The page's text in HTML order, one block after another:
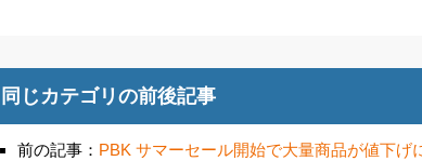
同じカテゴリの前後記事
前の記事： PBK サマーセール開始で大量商品が値下げ